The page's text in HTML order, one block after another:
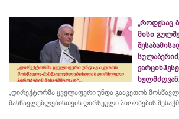
„როდესაც
მისი
„დირექტორმა ყველაფერი უნდა გააკეთოს
მასწავლებლებისთვის ღირსეული პირობების